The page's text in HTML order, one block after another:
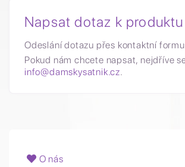
Napsat dotaz k produktu
Odeslání dotazu přes kontaktní
Pokud nám chcete napsat, nejdříve
info@damskysatnik.cz.
O nás